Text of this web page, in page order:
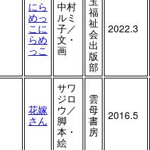
にら
めっ
こに
らめ
っこ
中村
ルミ
子／
文・
画
福
祉
会
出
版
部
2022.3
花嫁
さん
サワ
ジロ
ウ／
脚
本・
絵
雲
母
書
房
2016.5